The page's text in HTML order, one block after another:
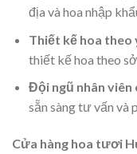
địa và hoa nhập
Thiết kế hoa theo
thiết kế hoa theo
Đội ngũ nhân viên
sẵn sàng tư vấn và
Cửa hàng hoa tươi